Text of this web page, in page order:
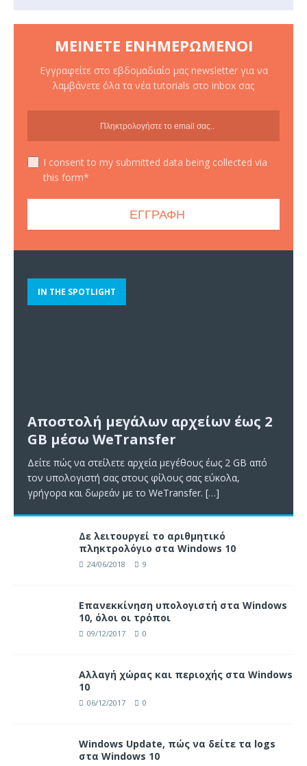
ΜΕΊΝΕΤΕ ΕΝΗΜΕΡΩΜΈΝΟΙ
Εγγραφείτε στο εβδομαδιαίο μας newsletter για να
λαμβάνετε όλα τα νέα tutorials στο inbox σας
I consent to my submitted data being collected via
this form*
IN THE SPOTLIGHT
Αποστολή μεγάλων αρχείων έως 2
GB μέσω WeTransfer
Δείτε πώς να στείλετε αρχεία μεγέθους έως 2 GB από
τον υπολογιστή σας στους φίλους σας εύκολα,
γρήγορα και δωρεάν με το WeTransfer. […]
Δε λειτουργεί το αριθμητικό
πληκτρολόγιο στα Windows 10
24/06/2018 9
Επανεκκίνηση υπολογιστή στα Windows
10, όλοι οι τρόποι
09/12/2017 0
Αλλαγή χώρας και περιοχής στα Windows
10
06/12/2017 0
Windows Update, πώς να δείτε τα logs
στα Windows 10